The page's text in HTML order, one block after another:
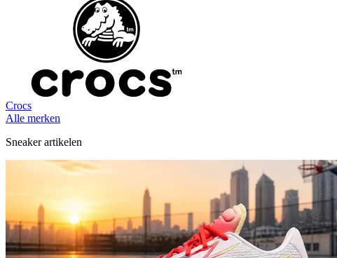
Crocs
Alle merken
Sneaker artikelen